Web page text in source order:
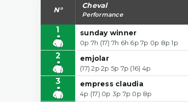
N° Cheval
Performance
1 sunday winner
0p 7h (17) 7h 6h 6p 7p 0p 8p 1p
2 emjolar
(17) 2p 2p 5p 7p (16) 4p
3 empress claudia
4p (17) 0p 3p 7p 0p 8p